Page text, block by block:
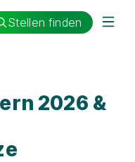
Stellen finden
2026 &